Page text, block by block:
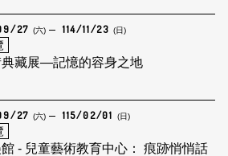
27 (六) 114/11/23 (日)
藏展—記憶的容身之地
27 (六) 115/02/01 (日)
- 兒童藝術教育中心： 痕跡悄悄話